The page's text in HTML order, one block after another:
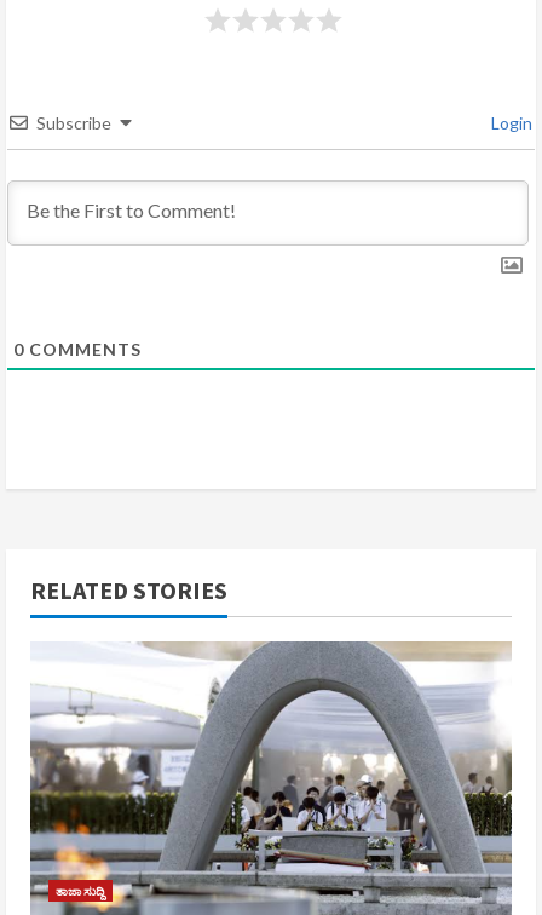
a
d
i
n
Subscribe Login
0 COMMENTS
RELATED STORIES
ತಾಜಾ ಸುದ್ದಿ